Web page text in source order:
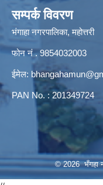
सम्पर्क विवरण
भंगाहा नगरपालिका, महोत्तरी
फोन नं . 9854032003
ईमेल:
PAN No. : 201349724
© 2026 भँगहा